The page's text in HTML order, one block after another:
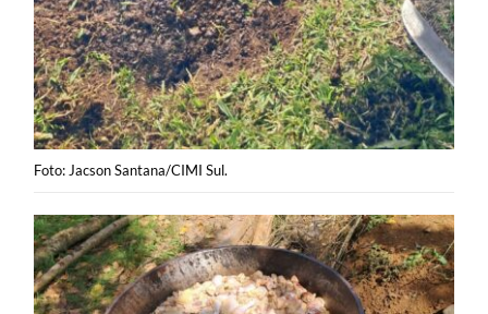
Foto: Jacson Santana/CIMI Sul.